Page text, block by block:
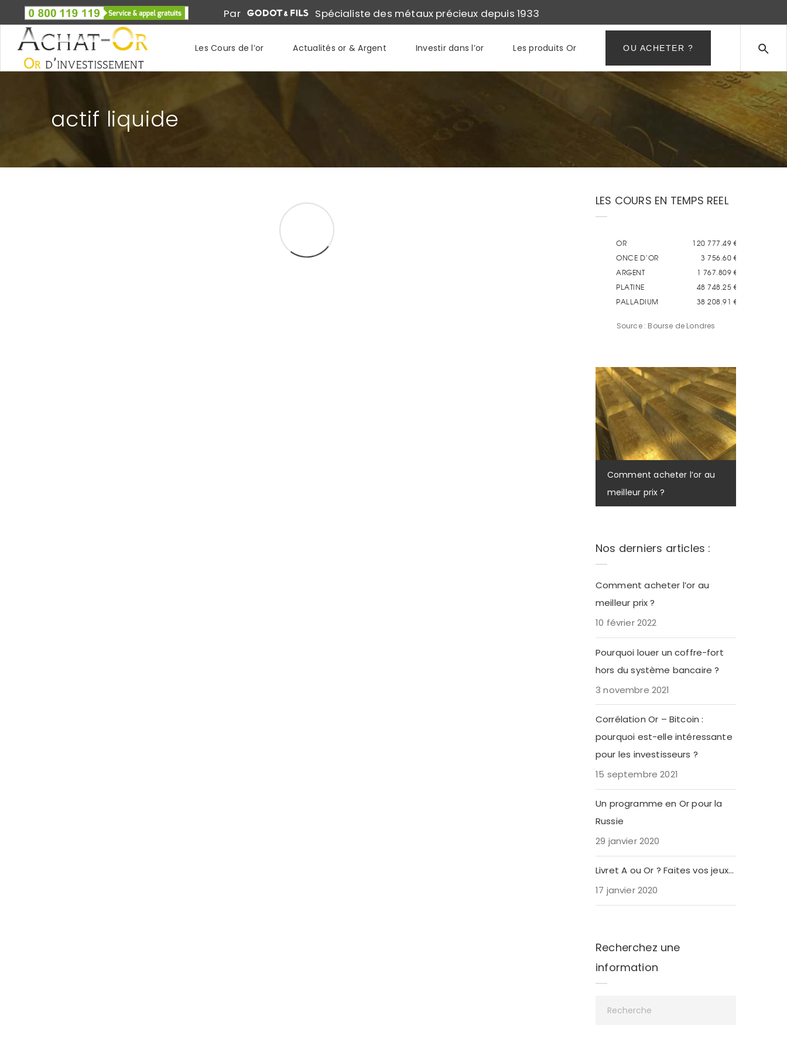
Par Spécialiste des métaux précieux depuis 1933
Les Cours de l’or Actualités or & Argent Investir dans l’or Les produits Or OU ACHETER ?
actif liquide
LES COURS EN TEMPS REEL
Source : Bourse de Londres
Comment acheter l’or au
meilleur prix ?
Nos derniers articles :
Comment acheter l’or au
meilleur prix ?
10 février 2022
Pourquoi louer un coffre-fort
hors du système bancaire ?
3 novembre 2021
Corrélation Or – Bitcoin :
pourquoi est-elle intéressante
pour les investisseurs ?
15 septembre 2021
Un programme en Or pour la
Russie
29 janvier 2020
Livret A ou Or ? Faites vos jeux…
17 janvier 2020
Recherchez une
information